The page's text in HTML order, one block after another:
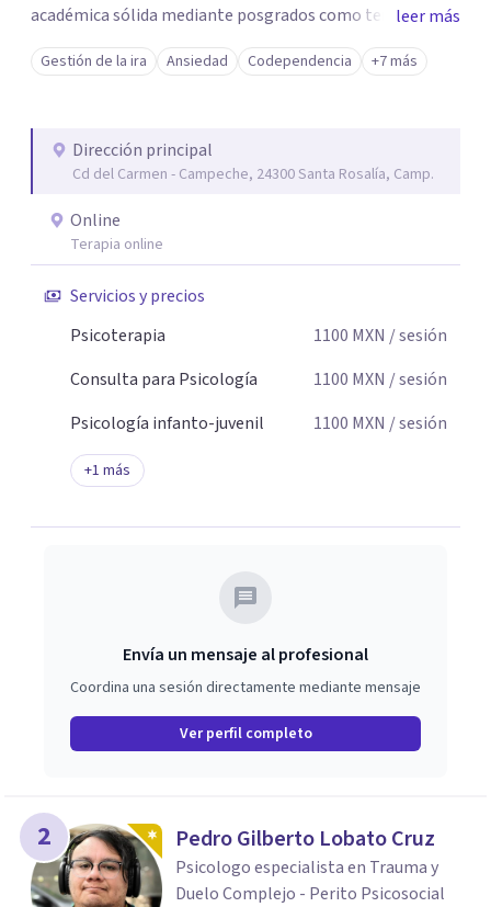
académica sólida mediante posgrados como terapeuta
breve, familiar e infantil, así como con respaldo
profesional y experiencia clínica de más de 26 años y
auténtica y comunicación clara y directa para darte
seguridad emocional y una dirección firme de tu proceso
de cambio.
leer más
Gestión de la ira Ansiedad Codependencia +7 más
Dirección principal
Cd del Carmen - Campeche, 24300 Santa Rosalía, Camp.
Online
Terapia online
Servicios y precios
Psicoterapia
1100 MXN / sesión
Consulta para Psicología
1100 MXN / sesión
Psicología infanto-juvenil
1100 MXN / sesión
+1 más
Envía un mensaje al profesional
Coordina una sesión directamente mediante mensaje
Ver perfil completo
2 Pedro Gilberto Lobato Cruz
Psicologo especialista en Trauma y
Duelo Complejo - Perito Psicosocial